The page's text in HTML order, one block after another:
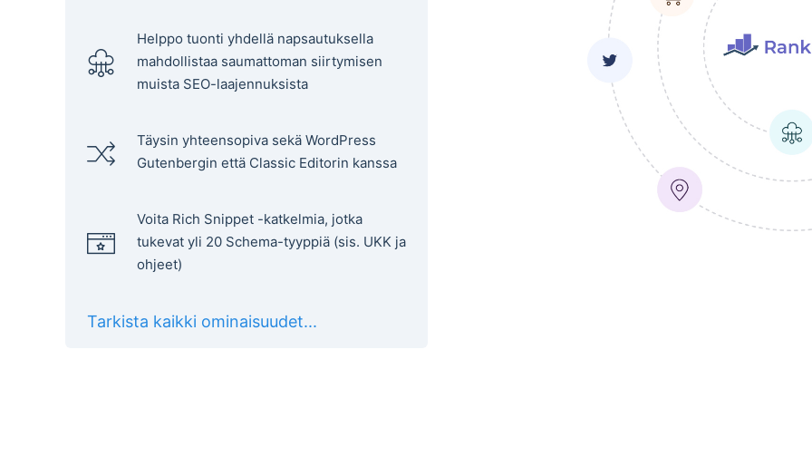
Helppo tuonti yhdellä napsautuksella
mahdollistaa saumattoman siirtymisen
muista SEO-laajennuksista
Täysin yhteensopiva sekä WordPress
Gutenbergin että Classic Editorin kanssa
Voita Rich Snippet -katkelmia, jotka
tukevat yli 20 Schema-tyyppiä (sis. UKK ja
ohjeet)
Tarkista kaikki ominaisuudet...